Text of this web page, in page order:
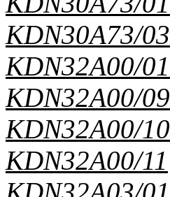
KDN30A73/03
KDN32A00/01
KDN32A00/09
KDN32A00/10
KDN32A00/11